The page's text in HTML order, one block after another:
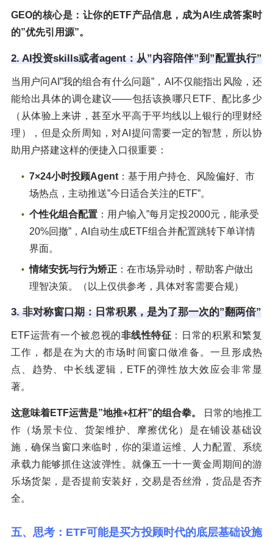
GEO的核心是：让你的ETF产品信息，成为AI生成答案时
的”优先引用源”。
2. AI投资skills或者agent：从”内容陪伴”到”配置执行”
当用户问AI”我的组合有什么问题”，AI不仅能指出风险，还
能给出具体的调仓建议——包括该换哪只ETF、配比多少
（从体验上来讲，甚至水平高于平均线以上银行的理财经
理），但是众所周知，对AI提问需要一定的智慧，所以协
助用户搭建这样的便捷入口很重要：
7×24小时投顾Agent ：基于用户持仓、风险偏好、市
场热点，主动推送”今日适合关注的ETF”。
个性化组合配置 ：用户输入”每月定投2000元，能承受
20%回撤”，AI自动生成ETF组合并配置跳转下单详情
界面。
情绪安抚与行为矫正 ：在市场异动时，帮助客户做出
理智决策。（以上仅供参考，具体对客需要合规）
3. 非对称窗口期：日常积累，是为了那一次的”翻两倍”
ETF运营有一个被忽视的非线性特征 ：日常的积累和繁复
工作，都是在为大的市场时间窗口做准备。一旦形成热
点、趋势、中长线逻辑，ETF的弹性放大效应会非常显
著。
这意味着ETF运营是”地推+杠杆”的组合拳。
日常的地推工
作（场景卡位、货架维护、摩擦优化）是在铺设基础设
施，确保当窗口来临时，你的渠道运维、人力配置、系统
承载力能够抓住这波弹性。就像五一十一黄金周期间的游
乐场货架，是否提前安装好，交易是否丝滑，货品是否齐
全。
五、思考：ETF可能是买方投顾时代的底层基础设施